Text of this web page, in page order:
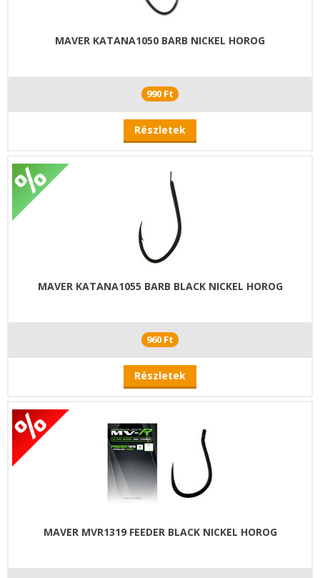
MAVER KATANA1050 BARB NICKEL HOROG
990 Ft
Részletek
MAVER KATANA1055 BARB BLACK NICKEL HOROG
960 Ft
Részletek
MAVER MVR1319 FEEDER BLACK NICKEL HOROG